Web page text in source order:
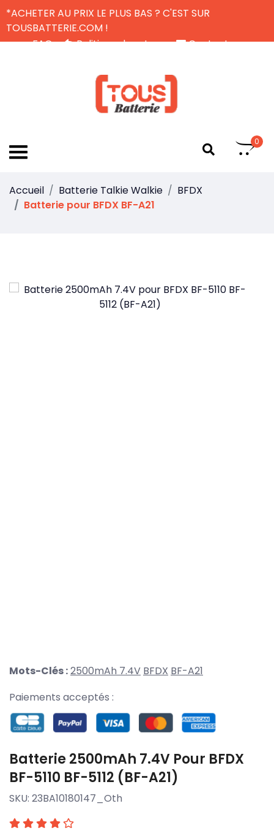
*ACHETER AU PRIX LE PLUS BAS ? C'EST SUR
TOUSBATTERIE.COM !
FAQ
Politique de retour
Contactez-nous
0
Accueil Batterie Talkie Walkie
BFDX
Batterie pour BFDX BF-A21
Mots-Clés :2500mAh 7.4V BFDX BF-A21
Paiements acceptés :
Batterie 2500mAh 7.4V Pour BFDX
BF-5110 BF-5112 (BF-A21)
SKU: 23BA10180147_Oth